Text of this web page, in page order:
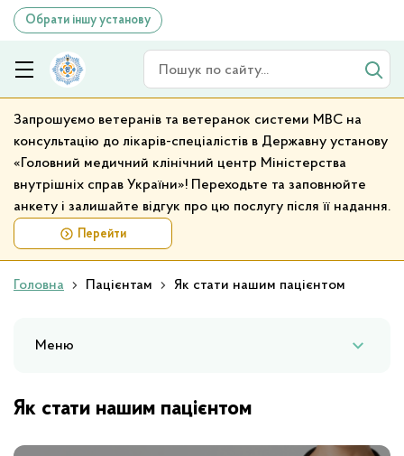
Обрати іншу установу
Запрошуємо ветеранів та ветеранок системи МВС на
консультацію до лікарів-спеціалістів в Державну установу
«Головний медичний клінічний центр Міністерства
внутрішніх справ України»! Переходьте та заповнюйте
анкету і залишайте відгук про цю послугу після її надання.
Перейти
Головна Пацієнтам Як стати нашим пацієнтом
Меню
Як стати нашим пацієнтом